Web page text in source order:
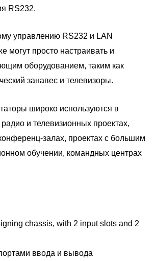
RS232.
управлению RS232 и LAN
могут просто настраивать и
оборудованием, таким как
занавес и телевизоры.
широко используются в
и телевизионных проектах,
залах, проектах с большим
обучении, командных центрах
chassis, with 2 input slots and 2
ввода и вывода